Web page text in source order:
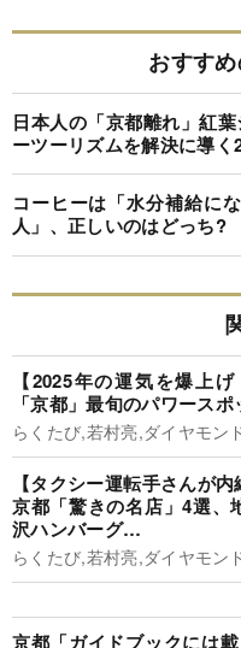
おすす
日本人の「京都離れ」紅
ーツーリズムを解決に導く
コーヒーは「水分補給に
人」、正しいのはどっち?
【2025年の運気を爆上
「京都」最旬のパワース
らくたび,若村亮,ダイヤモン
【タクシー運転手さんが
京都「驚きの名店」4選、
沢ハンバーグ…
らくたび,若村亮,ダイヤモン
京都「ガイドブックには